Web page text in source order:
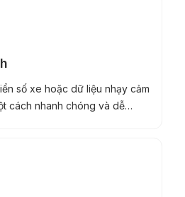
số xe hoặc dữ liệu nhạy cảm
cách nhanh chóng và dễ